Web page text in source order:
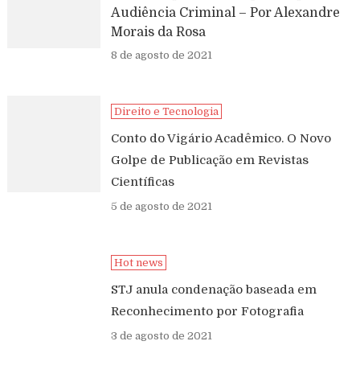
Audiência Criminal – Por Alexandre
Morais da Rosa
8 de agosto de 2021
Direito e Tecnologia
Conto do Vigário Acadêmico. O Novo
Golpe de Publicação em Revistas
Científicas
5 de agosto de 2021
Hot news
STJ anula condenação baseada em
Reconhecimento por Fotografia
3 de agosto de 2021